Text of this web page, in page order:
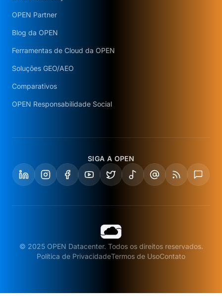
OPEN Partner
Blog da OPEN
Ferramentas de Cloud da OPEN
Soluções GEO/AEO
Comparativos
OPEN Responsabilidade Social
SIGA A OPEN
© 2025 OPEN Datacenter. Todos os direitos reservados.
Política de PrivacidadeTermos de UsoContato